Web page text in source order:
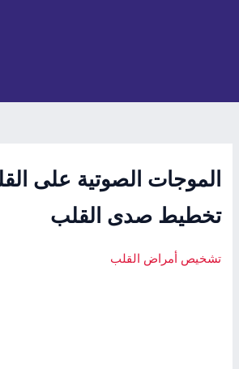
الموجات الصوتية على
تخطيط صدى القلب
تشخيص أمراض القلب